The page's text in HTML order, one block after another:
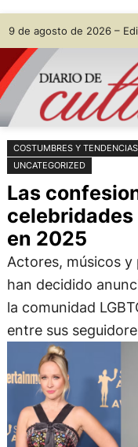
Saltar
al
contenido
Skip
to
content
9 de agosto de 2026 –
COSTUMBRES Y TENDENCIAS
UNCATEGORIZED
Las
celebridades
en 2025
Actores, músicos y
han decidido
la comunidad
entre sus